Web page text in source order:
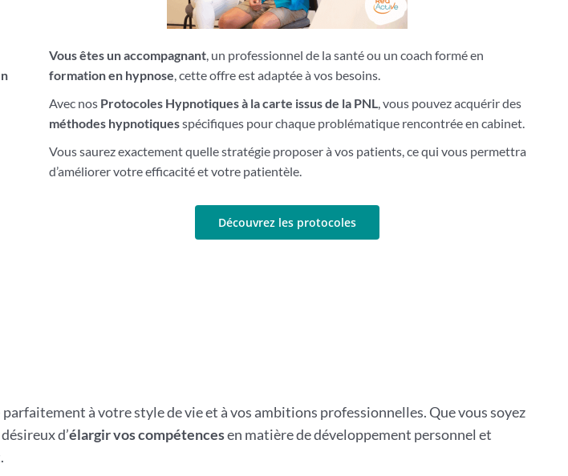
Vous êtes un accompagnant, un professionnel de la santé ou un coach formé en
formation en hypnose, cette offre est adaptée à vos besoins.
Avec nos Protocoles Hypnotiques à la carte issus de la PNL, vous pouvez acquérir des
méthodes hypnotiquesspécifiques pour chaque problématique rencontrée en cabinet.
Vous saurez exactement quelle stratégie proposer à vos patients, ce qui vous permettra
d’améliorer votre efficacité et votre patientèle.
Découvrez les protocoles
parfaitement à votre style de vie et à vos ambitions professionnelles. Que vous soyez
d’élargir vos compétencesen matière de développement personnel et